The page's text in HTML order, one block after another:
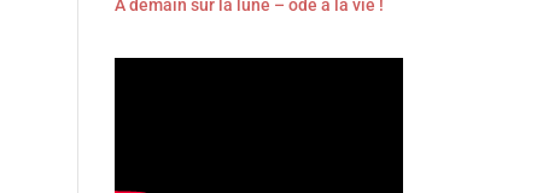
À demain sur la lune – ode à la vie !